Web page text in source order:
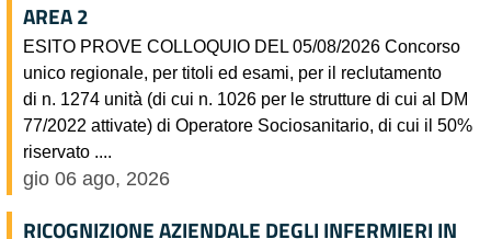
AREA 2
ESITO PROVE COLLOQUIO DEL 05/08/2026 Concorso
unico regionale, per titoli ed esami, per il reclutamento
di n. 1274 unità (di cui n. 1026 per le strutture di cui al DM
77/2022 attivate) di Operatore Sociosanitario, di cui il 50%
riservato ....
gio 06 ago, 2026
RICOGNIZIONE AZIENDALE DEGLI INFERMIERI IN